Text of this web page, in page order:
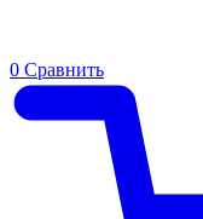
0 Сравнить